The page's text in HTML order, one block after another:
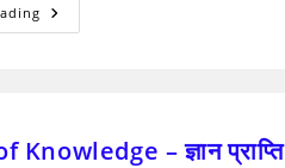
Structure
Of
Knowledge – ज्ञान